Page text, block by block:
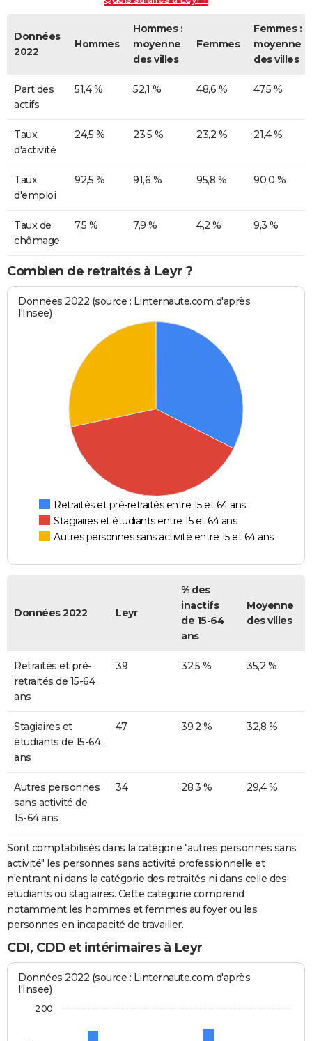
Données
2022
Hommes
Hommes :
moyenne
des villes
Femmes
Femmes :
moyenne
des villes
Part des
actifs
51,4 % 52,1 % 48,6 % 47,5 %
Taux
d'activité
24,5 % 23,5 % 23,2 % 21,4 %
Taux
d'emploi
92,5 % 91,6 % 95,8 % 90,0 %
Taux de
chômage
7,5 % 7,9 % 4,2 % 9,3 %
Combien de retraités à Leyr ?
Données 2022 (source : Linternaute.com d'après
l'Insee)
Retraités et pré-retraités entre 15 et 64 ans
Stagiaires et étudiants entre 15 et 64 ans
Autres personnes sans activité entre 15 et 64 ans
Données 2022 Leyr
% des
inactifs
de 15-64
ans
Moyenne
des villes
Retraités et pré-
retraités de 15-64
ans
39 32,5 % 35,2 %
Stagiaires et
étudiants de 15-64
ans
47 39,2 % 32,8 %
Autres personnes
sans activité de
15-64 ans
34 28,3 % 29,4 %
Sont comptabilisés dans la catégorie "autres personnes sans
activité" les personnes sans activité professionnelle et
n'entrant ni dans la catégorie des retraités ni dans celle des
étudiants ou stagiaires. Cette catégorie comprend
notamment les hommes et femmes au foyer ou les
personnes en incapacité de travailler.
CDI, CDD et intérimaires à Leyr
Données 2022 (source : Linternaute.com d'après
l'Insee)
200